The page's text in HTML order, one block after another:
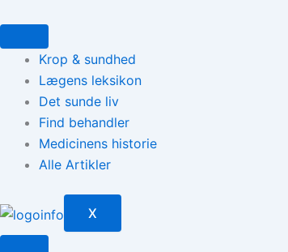
til
indholdetKrop & sundhed
Lægens leksikon
Det sunde liv
Find behandler
Medicinens historie
Alle Artikler
X